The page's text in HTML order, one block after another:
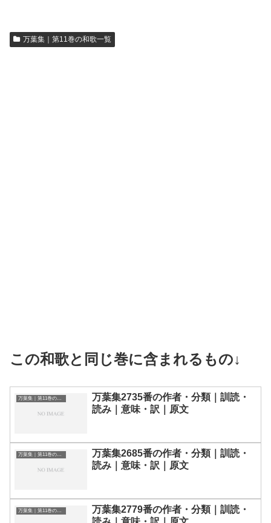
万葉集｜第11巻の和歌一覧
この和歌と同じ巻に含まれるもの↓
万葉集｜第11巻の和歌一覧
万葉集2735番の作者・分類｜訓読・
読み｜意味・訳｜原文
万葉集｜第11巻の和歌一覧
万葉集2685番の作者・分類｜訓読・
読み｜意味・訳｜原文
万葉集｜第11巻の和歌一覧
万葉集2779番の作者・分類｜訓読・